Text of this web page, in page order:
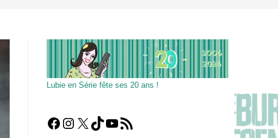
Lubie en Série fête ses 20 ans !
Facebook
Instagram
X TikTokYouTube
Flux RSS